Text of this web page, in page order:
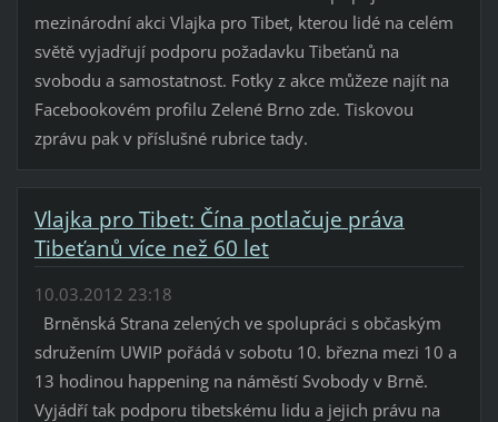
mezinárodní akci Vlajka pro Tibet, kterou lidé na celém
světě vyjadřují podporu požadavku Tibeťanů na
svobodu a samostatnost. Fotky z akce můžeze najít na
Facebookovém profilu Zelené Brno zde. Tiskovou
zprávu pak v příslušné rubrice tady.
Vlajka pro Tibet: Čína potlačuje práva
Tibeťanů více než 60 let
10.03.2012 23:18
Brněnská Strana zelených ve spolupráci s občaským
sdružením UWIP pořádá v sobotu 10. března mezi 10 a
13 hodinou happening na náměstí Svobody v Brně.
Vyjádří tak podporu tibetskému lidu a jejich právu na